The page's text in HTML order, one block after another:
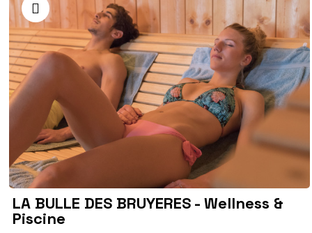
LA BULLE DES BRUYERES - Wellness &
Piscine